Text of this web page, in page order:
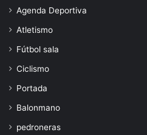
Agenda Deportiva
Atletismo
Fútbol sala
Ciclismo
Portada
Balonmano
pedroneras